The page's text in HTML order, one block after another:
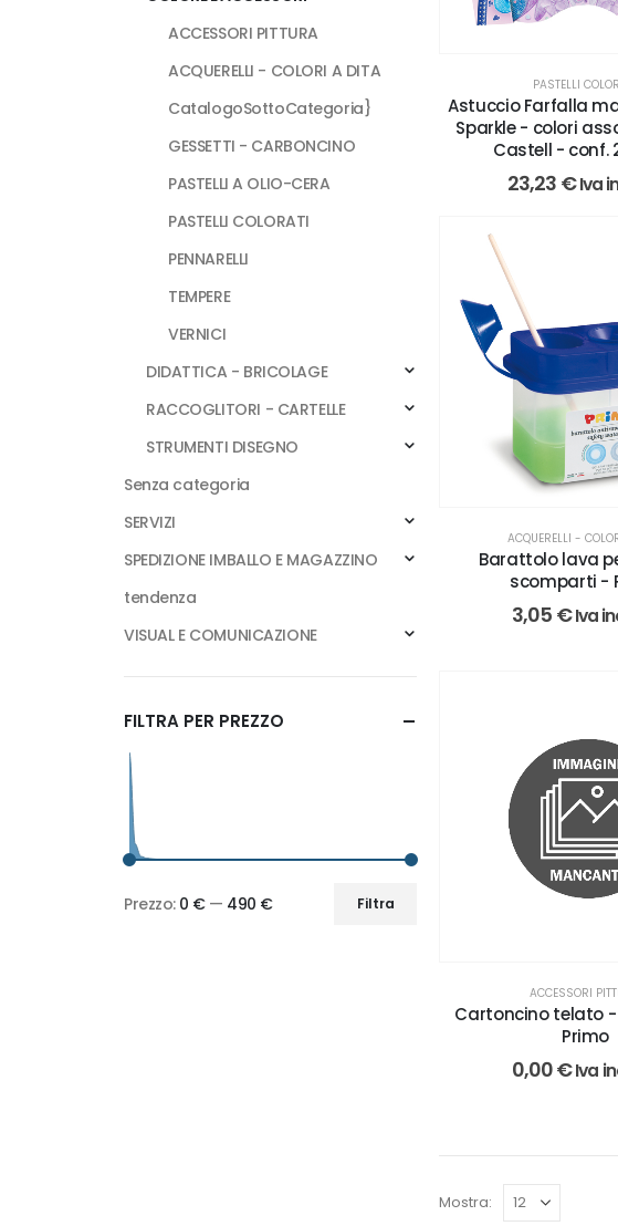
PASTELLI
Astuccio Farfalla
Sparkle - colori
Castell - conf.
23,23 €Iva
ACQUERELLI -
Barattolo lava
scomparti -
3,05 €Iva
ACCESSORI
Cartoncino telato -
Primo
0,00€Iva
Mostra:
ACCESSORI PITTURA
ACQUERELLI - COLORI A DITA
CatalogoSottoCategoria}
GESSETTI - CARBONCINO
PASTELLI A OLIO-CERA
PASTELLI COLORATI
PENNARELLI
TEMPERE
VERNICI
DIDATTICA - BRICOLAGE
RACCOGLITORI - CARTELLE
STRUMENTI DISEGNO
Senza categoria
SERVIZI
SPEDIZIONE IMBALLO E MAGAZZINO
tendenza
VISUAL E COMUNICAZIONE
FILTRA PER PREZZO
Filtra
Prezzo: 0 €— 490 €